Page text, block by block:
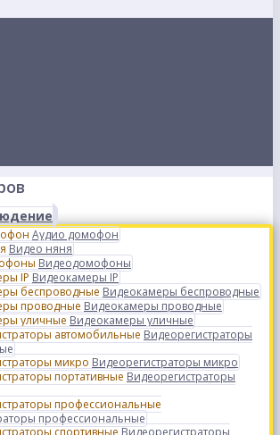
Аудио домофон
Видео няня
Видеодомофоны
Видеокамеры IP
Видеокамеры беспроводные
Видеокамеры проводные
Видеокамеры уличные
Видеорегистраторы
Видеорегистраторы микро
Видеорегистраторы
профессиональные
Видеорегистраторы